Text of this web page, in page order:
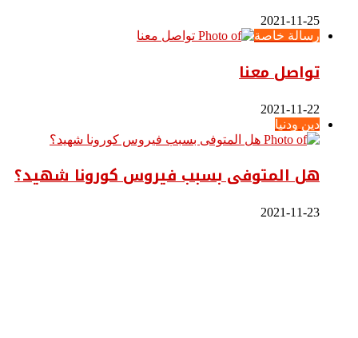
2021-11-25
رسالة خاصة
تواصل معنا
2021-11-22
دين ودنيا
هل المتوفى بسبب فيروس كورونا شهيد؟
2021-11-23